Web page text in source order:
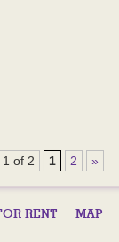
1 of 2 1 2 »
RENT MAP